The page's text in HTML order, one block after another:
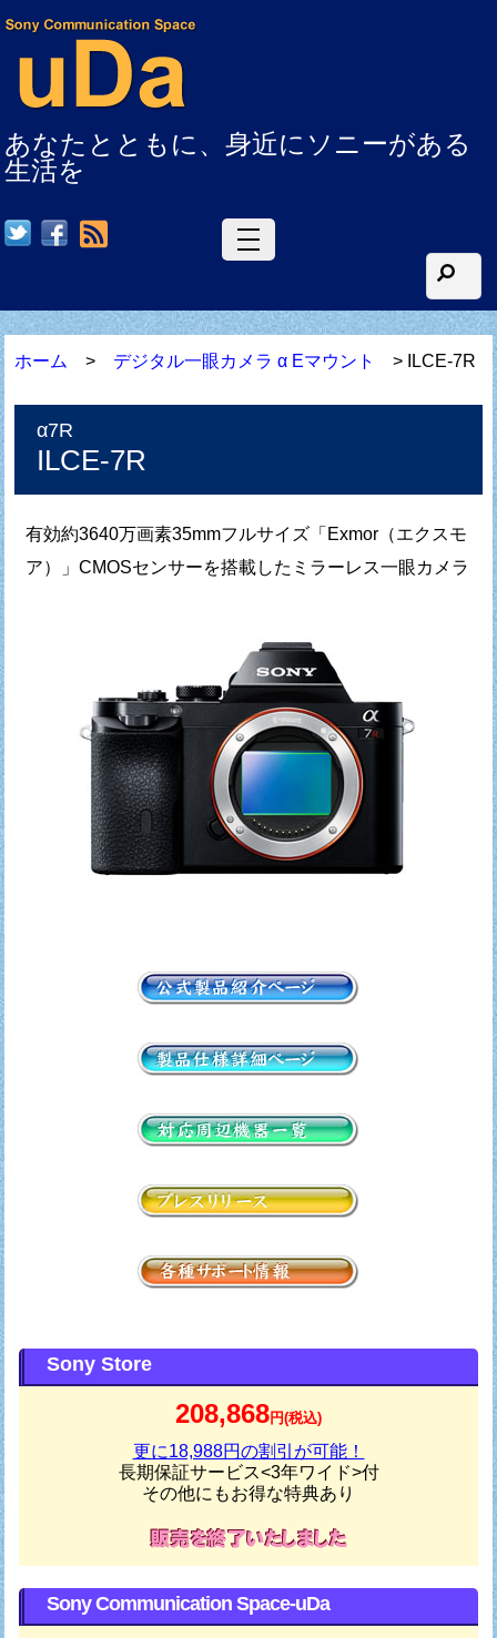
あなたとともに、身近にソニーがある
生活を
ホーム > デジタル一眼カメラ α Eマウント > ILCE-7R
α7R
ILCE-7R
有効約3640万画素35mmフルサイズ「Exmor（エクスモ
ア）」CMOSセンサーを搭載したミラーレス一眼カメラ
Sony Store
208,868円(税込)
更に18,988円の割引が可能！
長期保証サービス<3年ワイド>付
その他にもお得な特典あり
Sony Communication Space-uDa